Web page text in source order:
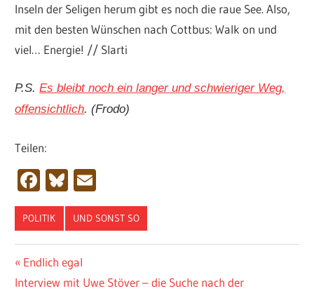
Inseln der Seligen herum gibt es noch die raue See. Also,
mit den besten Wünschen nach Cottbus: Walk on und
viel… Energie! // Slarti
P.S.Es bleibt noch ein langer und schwieriger Weg,
offensichtlich. (Frodo)
Teilen:
Facebook
Bluesky
POLITIK UND SONST SO
Beitragsnavigation
Vorheriger
Beitrag:
Endlich egal
Nächster
Interview mit Uwe Stöver – die Suche nach der